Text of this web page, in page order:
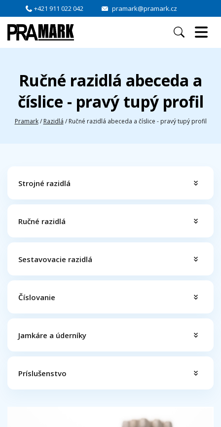
+421 911 022 042 pramark@pramark.cz
Ručné razidlá abeceda a
číslice - pravý tupý profil
Pramark / Razidlá / Ručné razidlá abeceda a číslice - pravý tupý profil
Strojné razidlá
Ručné razidlá
Sestavovacie razidlá
Číslovanie
Jamkáre a úderníky
Príslušenstvo